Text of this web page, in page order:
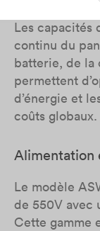
Les capacités
continu du
batterie, de la
permettent
d’énergie et
coûts globaux.
Alimentation
Le modèle
de 550V avec
Cette gamme